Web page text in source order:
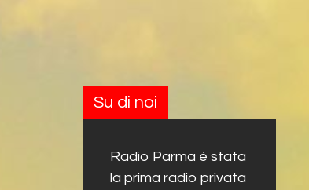
Su di noi
Radio Parma è stata
la prima radio privata